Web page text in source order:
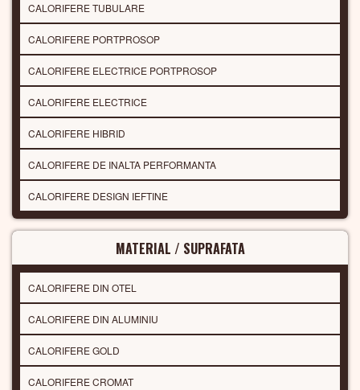
CALORIFERE TUBULARE
CALORIFERE PORTPROSOP
CALORIFERE ELECTRICE PORTPROSOP
CALORIFERE ELECTRICE
CALORIFERE HIBRID
CALORIFERE DE INALTA PERFORMANTA
CALORIFERE DESIGN IEFTINE
MATERIAL / SUPRAFATA
CALORIFERE DIN OTEL
CALORIFERE DIN ALUMINIU
CALORIFERE GOLD
CALORIFERE CROMAT